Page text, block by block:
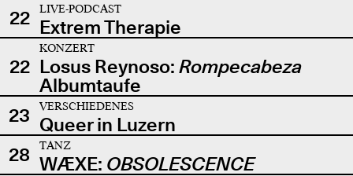
22
LIVE-PODCAST
Extrem Therapie
22
KONZERT
Losus Reynoso: Rompecabeza
Albumtaufe
23
VERSCHIEDENES
Queer in Luzern
28
TANZ
WÆXE: OBSOLESCENCE